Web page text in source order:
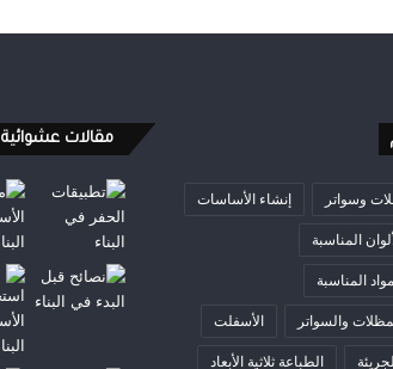
مقالات عشوائية
وسواتر إنشاء الأساسات
المناسبة
المناسبة
والسواتر الأسفلت
الطباعة ثلاثية الأبعاد